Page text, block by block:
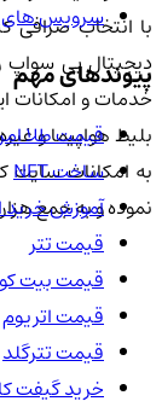
با انتخاب
دیجیتال بی سواپ
خدمات و امکانات
بلیط هواپیما و
به امکانات سایت
نموده و به جمع
سرویس های API
پیوندهای مهم
قیمت طلا
ساخت NFT
آموزش خرید
قیمت تتر
قیمت بیت
قیمت اتریوم
قیمت تترگلد
خرید گیفت